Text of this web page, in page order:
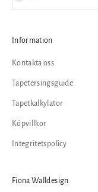
Information
Kontakta oss
Tapetersingsguide
Tapetkalkylator
Köpvillkor
Integritetspolicy
Fiona Walldesign